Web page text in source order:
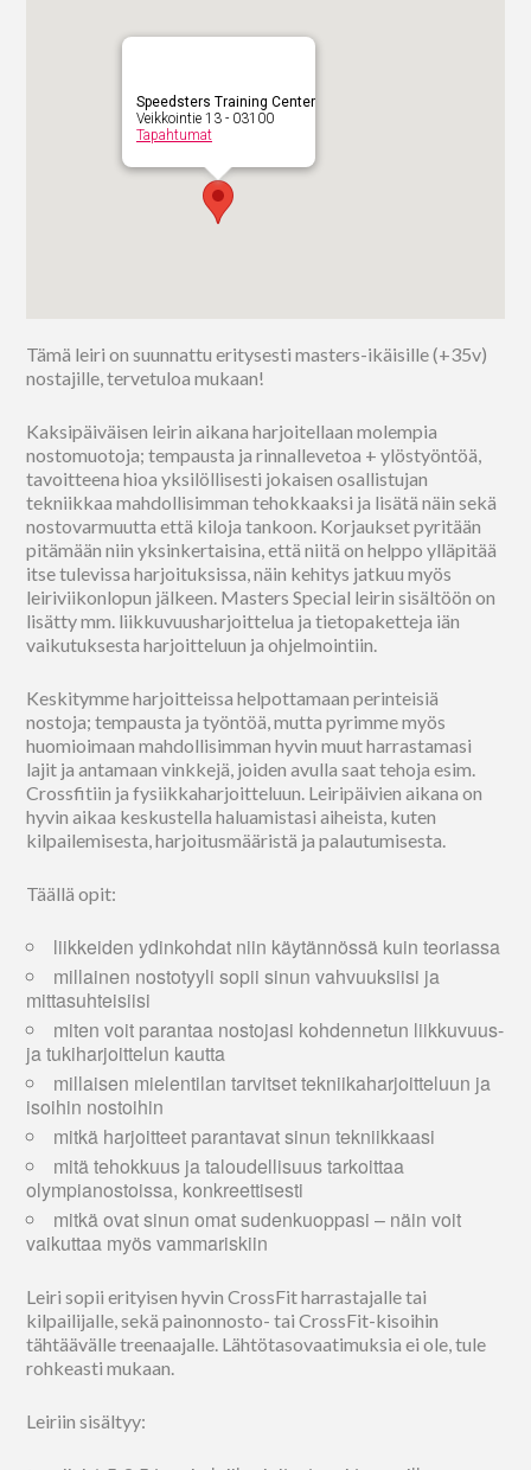
Speedsters Training Center
Veikkointie 13 - 03100
Tapahtumat
Tämä leiri on suunnattu eritysesti masters-ikäisille (+35v)
nostajille, tervetuloa mukaan!
Kaksipäiväisen leirin aikana harjoitellaan molempia
nostomuotoja; tempausta ja rinnallevetoa + ylöstyöntöä,
tavoitteena hioa yksilöllisesti jokaisen osallistujan
tekniikkaa mahdollisimman tehokkaaksi ja lisätä näin sekä
nostovarmuutta että kiloja tankoon. Korjaukset pyritään
pitämään niin yksinkertaisina, että niitä on helppo ylläpitää
itse tulevissa harjoituksissa, näin kehitys jatkuu myös
leiriviikonlopun jälkeen. Masters Special leirin sisältöön on
lisätty mm. liikkuvuusharjoittelua ja tietopaketteja iän
vaikutuksesta harjoitteluun ja ohjelmointiin.
Keskitymme harjoitteissa helpottamaan perinteisiä
nostoja; tempausta ja työntöä, mutta pyrimme myös
huomioimaan mahdollisimman hyvin muut harrastamasi
lajit ja antamaan vinkkejä, joiden avulla saat tehoja esim.
Crossfitiin ja fysiikkaharjoitteluun. Leiripäivien aikana on
hyvin aikaa keskustella haluamistasi aiheista, kuten
kilpailemisesta, harjoitusmääristä ja palautumisesta.
Täällä opit:
liikkeiden ydinkohdat niin käytännössä kuin teoriassa
millainen nostotyyli sopii sinun vahvuuksiisi ja
mittasuhteisiisi
miten voit parantaa nostojasi kohdennetun liikkuvuus-
ja tukiharjoittelun kautta
millaisen mielentilan tarvitset tekniikaharjoitteluun ja
isoihin nostoihin
mitkä harjoitteet parantavat sinun tekniikkaasi
mitä tehokkuus ja taloudellisuus tarkoittaa
olympianostoissa, konkreettisesti
mitkä ovat sinun omat sudenkuoppasi – näin voit
vaikuttaa myös vammariskiin
Leiri sopii erityisen hyvin CrossFit harrastajalle tai
kilpailijalle, sekä painonnosto- tai CrossFit-kisoihin
tähtäävälle treenaajalle. Lähtötasovaatimuksia ei ole, tule
rohkeasti mukaan.
Leiriin sisältyy: